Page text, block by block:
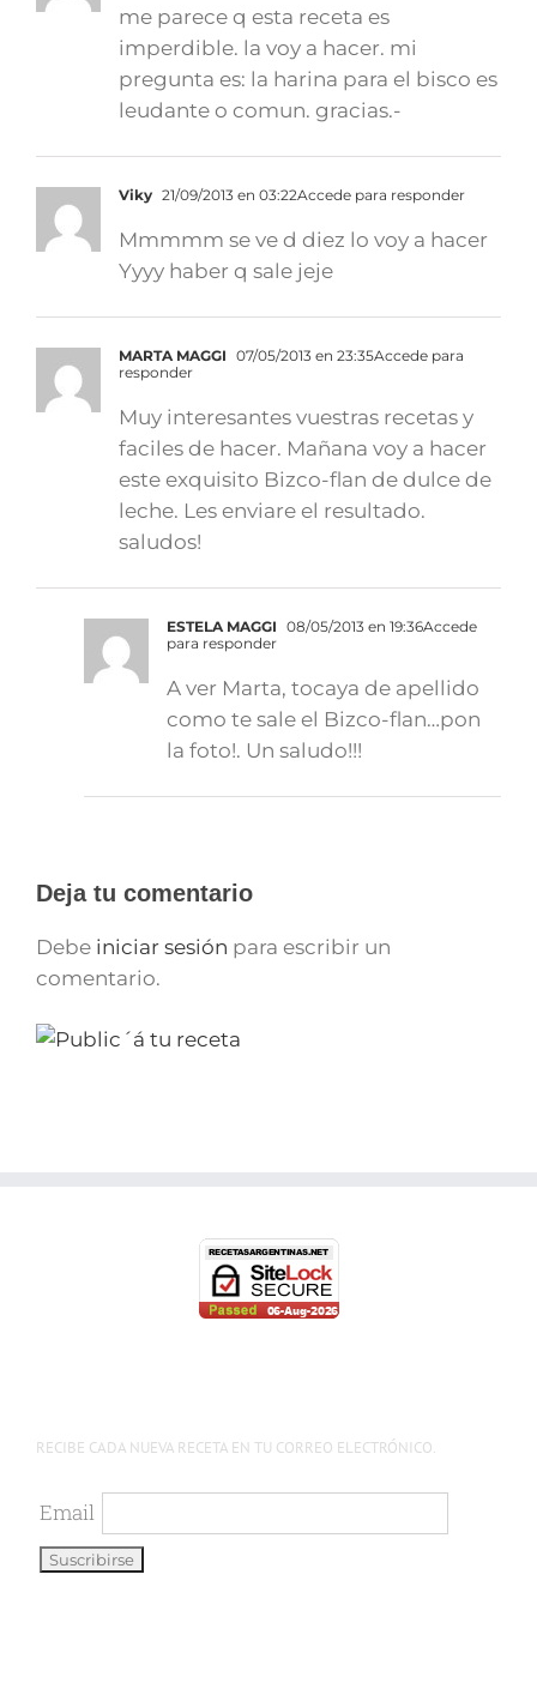
me parece q esta receta es
imperdible. la voy a hacer. mi
pregunta es: la harina para el bisco es
leudante o comun. gracias.-
Viky 21/09/2013 en 03:22Accede para responder
Mmmmm se ve d diez lo voy a hacer
Yyyy haber q sale jeje
MARTA MAGGI 07/05/2013 en 23:35Accede para
responder
Muy interesantes vuestras recetas y
faciles de hacer. Mañana voy a hacer
este exquisito Bizco-flan de dulce de
leche. Les enviare el resultado.
saludos!
ESTELA MAGGI 08/05/2013 en 19:36Accede
para responder
A ver Marta, tocaya de apellido
como te sale el Bizco-flan…pon
la foto!. Un saludo!!!
Deja tu comentario
Debe iniciar sesión para escribir un
comentario.
RECIBE CADA NUEVA RECETA EN TU CORREO ELECTRÓNICO.
Email